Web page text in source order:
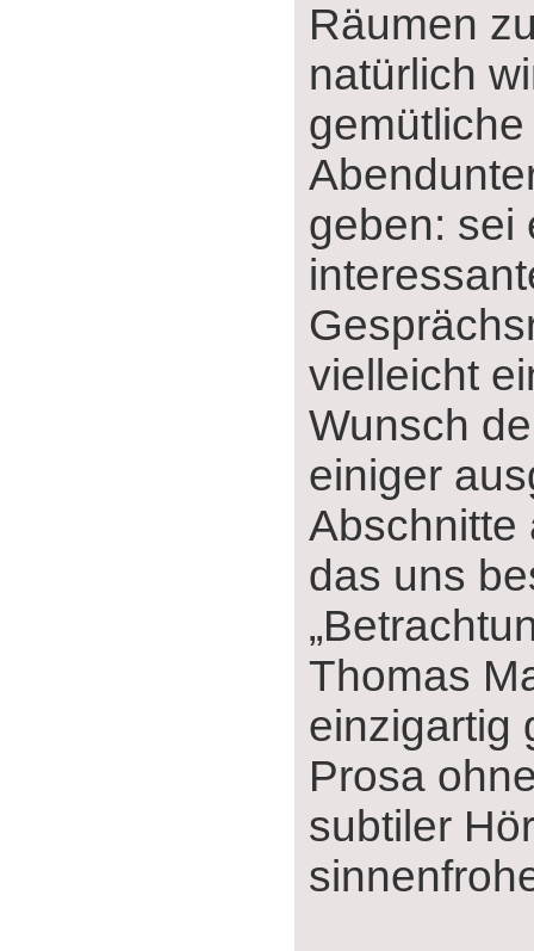
Räumen
natürlich
gemütliche
geben: sei
vielleicht
Wunsch
einiger
Abschnitte
das uns
Thomas
einzigartig
Prosa
subtiler